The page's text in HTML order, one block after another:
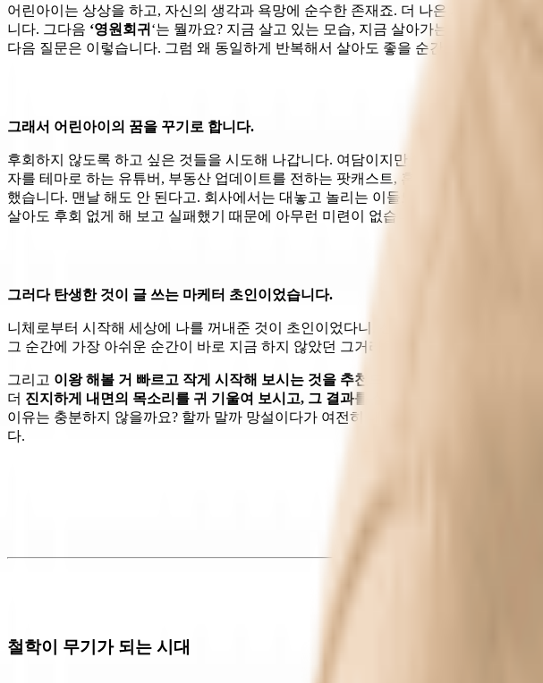
어린아이는 상상을 하고, 자신의 생각과 욕망에 순수한 존재죠. 더 나은 세상을 만들
니다. 그다음 ‘영원회귀 ‘는 뭘까요? 지금 살고 있는 모습, 지금 살아가는 그 순간을
다음 질문은 이렇습니다. 그럼 왜 동일하게 반복해서 살아도 좋을 순간으로 지금 살
그래서 어린아이의 꿈을 꾸기로 합니다.
후회하지 않도록 하고 싶은 것들을 시도해 나갑니다. 여담이지만 ‘마케터 초인’ 이
자를 테마로 하는 유튜버, 부동산 업데이트를 전하는 팟캐스트, 혼자 밥 먹는 남자를
했습니다. 맨날 해도 안 된다고. 회사에서는 대놓고 놀리는 이들도 있었죠. 하지만
살아도 후회 없게 해 보고 실패했기 때문에 아무런 미련이 없습니다.
그러다 탄생한 것이 글 쓰는 마케터 초인이었습니다.
니체로부터 시작해 세상에 나를 꺼내준 것이 초인이었다니. 신기할 따름입니다. 여
그 순간에 가장 아쉬운 순간이 바로 지금 하지 않았던 그거라면 어떨까요? 후회 없이
그리고 이왕 해볼 거 빠르고 작게 시작해 보시는 것을 추천드립니다
. 하던 모든 일들
더 진지하게 내면의 목소리를 귀 기울여 보시고, 그 결과를 실패든 성공이든 온전히 마
이유는 충분하지 않을까요? 할까 말까 망설이다가 여전히 내면에 품고 있는 것, 그
다.
철학이 무기가 되는 시대